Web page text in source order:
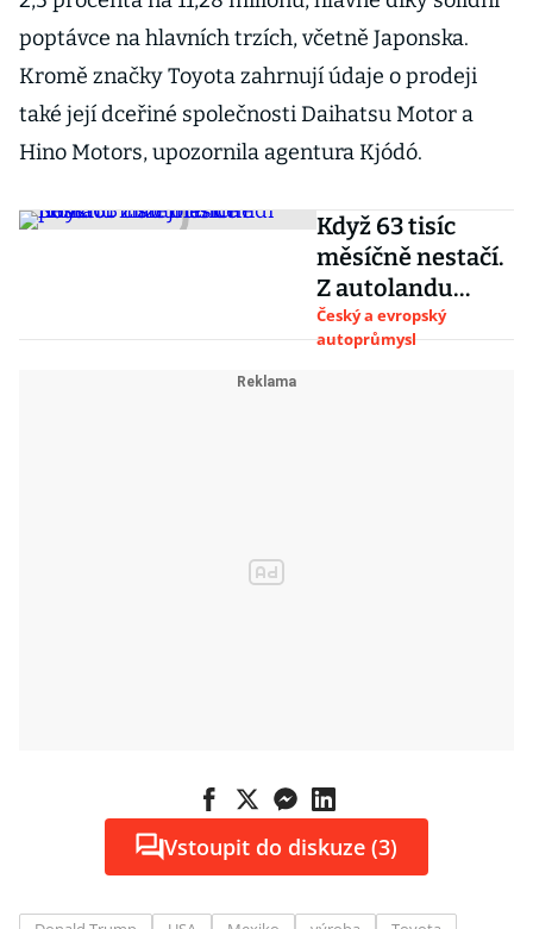
poptávce na hlavních trzích, včetně Japonska.
Kromě značky Toyota zahrnují údaje o prodeji
také její dceřiné společnosti Daihatsu Motor a
Hino Motors, upozornila agentura Kjódó.
Když 63 tisíc
měsíčně nestačí.
Z autolandu
potichu mizejí
tisíce lidí i míst
Český a evropský
autoprůmysl
Vstoupit do diskuze (3)